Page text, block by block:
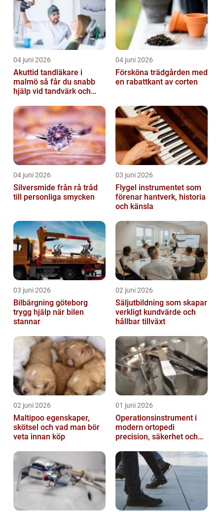
04 juni 2026
Akuttid tandläkare i
malmö så får du snabb
hjälp vid tandvärk och
04 juni 2026
Försköna trädgården med
en rabattkant av corten
04 juni 2026
Silversmide från rå tråd
till personliga smycken
03 juni 2026
Flygel instrumentet som
förenar hantverk, historia
och känsla
03 juni 2026
Bilbärgning göteborg
trygg hjälp när bilen
stannar
02 juni 2026
Säljutbildning som skapar
verkligt kundvärde och
hållbar tillväxt
02 juni 2026
Maltipoo egenskaper,
skötsel och vad man bör
veta innan köp
01 juni 2026
Operationsinstrument i
modern ortopedi
precision, säkerhet och